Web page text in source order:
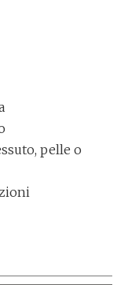
pelle o